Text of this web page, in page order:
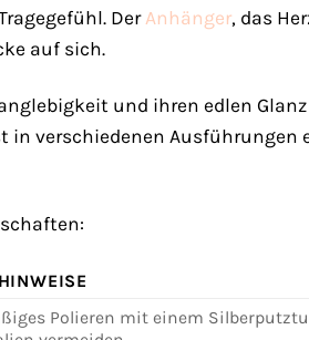
DerAnhänger, das
auf sich.
und ihren edlen Glanz
in verschiedenen
Polieren mit einem